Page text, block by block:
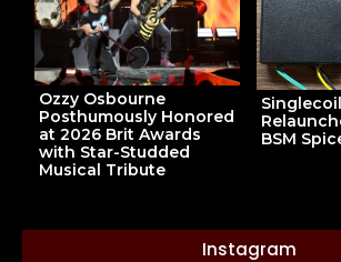
Ozzy Osbourne
Posthumously Honored
at 2026 Brit Awards
with Star-Studded
Musical Tribute
BSM
Instagram